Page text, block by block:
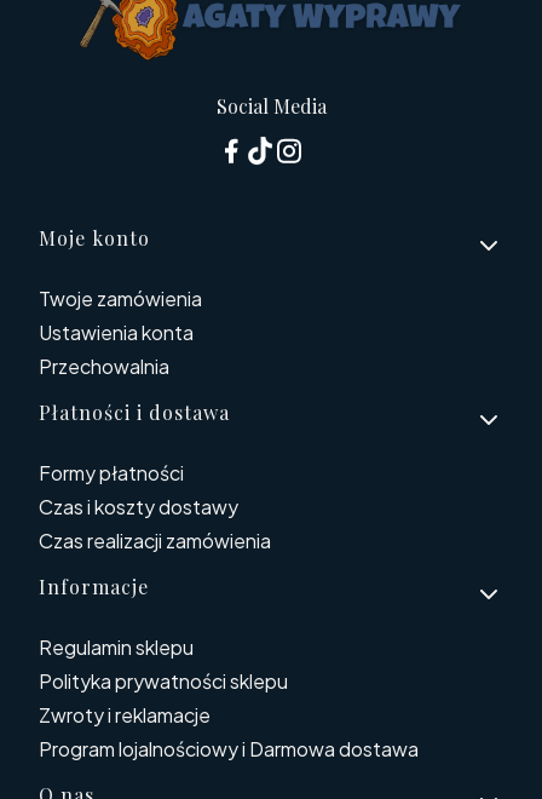
Social Media
Linki w stopce
Moje konto
Twoje zamówienia
Ustawienia konta
Przechowalnia
Płatności i dostawa
Formy płatności
Czas i koszty dostawy
Czas realizacji zamówienia
Informacje
Regulamin sklepu
Polityka prywatności sklepu
Zwroty i reklamacje
Program lojalnościowy i Darmowa dostawa